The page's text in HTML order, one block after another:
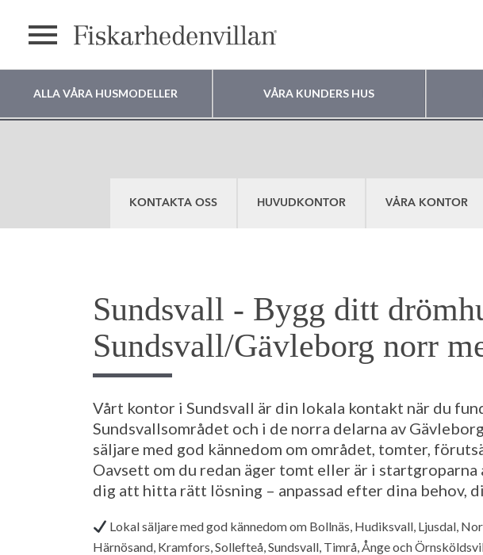
ALLA VÅRA HUSMODELLER VÅRA KUNDERS HUS
ditt hus?
KONTAKTA OSS HUVUDKONTOR VÅRA KONTOR
Sundsvall - Bygg ditt
Sundsvall/Gävleborg norr
Vårt kontor i Sundsvall är din lokala kontakt när du
Sundsvallsområdet och i de norra delarna av
säljare med god kännedom om området, tomter,
Oavsett om du redan äger tomt eller är i startgroparna
dig att hitta rätt lösning – anpassad efter dina behov,
Lokal säljare med god kännedom om Bollnäs, Hudiksvall, Ljusdal,
Härnösand, Kramfors, Sollefteå, Sundsvall, Timrå, Ånge och